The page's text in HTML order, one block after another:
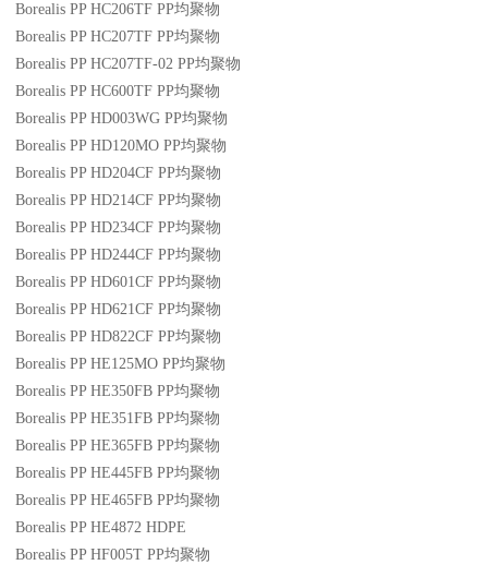
Borealis PP HC206TF PP均聚物
Borealis PP HC207TF PP均聚物
Borealis PP HC207TF-02 PP均聚物
Borealis PP HC600TF PP均聚物
Borealis PP HD003WG PP均聚物
Borealis PP HD120MO PP均聚物
Borealis PP HD204CF PP均聚物
Borealis PP HD214CF PP均聚物
Borealis PP HD234CF PP均聚物
Borealis PP HD244CF PP均聚物
Borealis PP HD601CF PP均聚物
Borealis PP HD621CF PP均聚物
Borealis PP HD822CF PP均聚物
Borealis PP HE125MO PP均聚物
Borealis PP HE350FB PP均聚物
Borealis PP HE351FB PP均聚物
Borealis PP HE365FB PP均聚物
Borealis PP HE445FB PP均聚物
Borealis PP HE465FB PP均聚物
Borealis PP HE4872 HDPE
Borealis PP HF005T PP均聚物